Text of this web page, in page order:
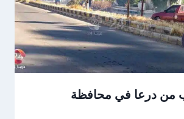
من درعا في محافظة